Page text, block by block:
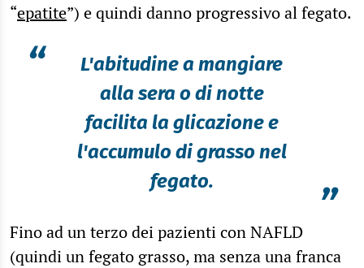
“epatite”) e quindi danno progressivo al fegato.
“
L'abitudine a mangiare
alla sera o di notte
facilita la glicazione e
l'accumulo di grasso nel
fegato.
”
Fino ad un terzo dei pazienti con NAFLD
(quindi un fegato grasso, ma senza una franca